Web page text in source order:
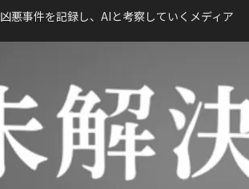
凶悪事件を記録し、AIと考察していくメディア